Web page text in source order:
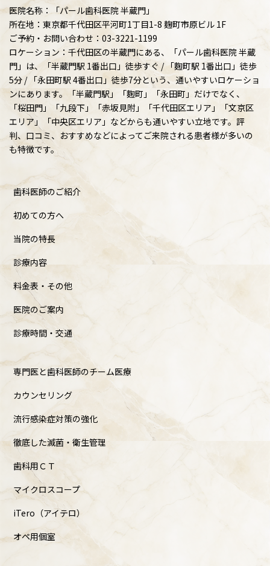
医院名称：「パール歯科医院 半蔵門」
所在地：東京都千代田区平河町1丁目1-8 麹町市原ビル 1F
ご予約・お問い合わせ：03-3221-1199
ロケーション：千代田区の半蔵門にある、「パール歯科医院 半蔵
門」は、「半蔵門駅 1番出口」徒歩すぐ / 「麴町駅 1番出口」徒歩
5分 / 「永田町駅 4番出口」徒歩7分という、通いやすいロケーショ
ンにあります。「半蔵門駅」「麴町」「永田町」だけでなく、
「桜田門」「九段下」「赤坂見附」「千代田区エリア」「文京区
エリア」「中央区エリア」などからも通いやすい立地です。評
判、口コミ、おすすめなどによってご来院される患者様が多いの
も特徴です。
歯科医師のご紹介
初めての方へ
当院の特長
診療内容
料金表・その他
医院のご案内
診療時間・交通
専門医と歯科医師のチーム医療
カウンセリング
流行感染症対策の強化
徹底した滅菌・衛生管理
歯科用ＣＴ
マイクロスコープ
iTero（アイテロ）
オペ用個室